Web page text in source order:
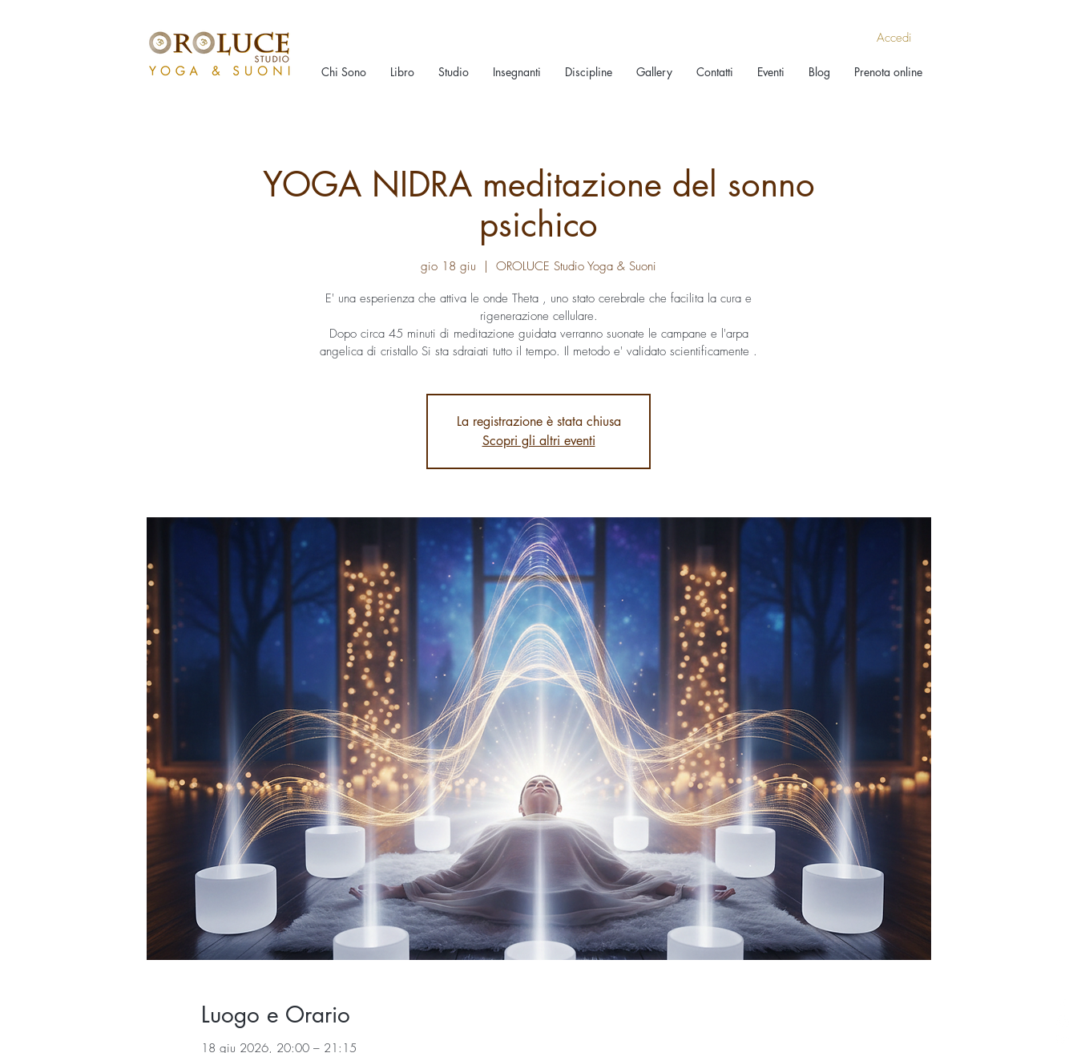
Chi Sono Libro Studio Insegnanti Discipline Gallery Contatti Eventi Blog Prenota online
Accedi
YOGA NIDRA meditazione del sonno
psichico
gio 18 giu
  |
OROLUCE Studio Yoga & Suoni
E' una esperienza che attiva le onde Theta , uno stato cerebrale che facilita la cura e
rigenerazione cellulare.
Dopo circa 45 minuti di meditazione guidata verranno suonate le campane e l'arpa
angelica di cristallo Si sta sdraiati tutto il tempo. Il metodo e' validato scientificamente .
La registrazione è stata chiusa
Scopri gli altri eventi
Luogo e Orario
18 giu 2026, 20:00 – 21:15